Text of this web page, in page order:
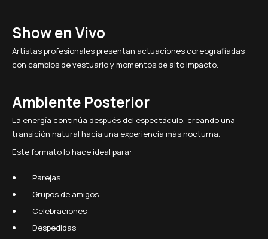
Show en Vivo
Artistas profesionales presentan actuaciones coreografiadas
con cambios de vestuario y momentos de alto impacto.
Ambiente Posterior
La energía continúa después del espectáculo, creando una
transición natural hacia una experiencia más nocturna.
Este formato lo hace ideal para:
Parejas
Grupos de amigos
Celebraciones
Despedidas